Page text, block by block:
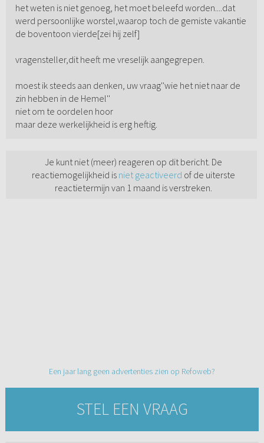
het weten is niet genoeg, het moet beleefd worden....dat
werd persoonlijke worstel,waarop toch de gemiste vakantie
de boventoon vierde[zei hij zelf]
vragensteller,dit heeft me vreselijk aangegrepen.
moest ik steeds aan denken, uw vraag''wie het niet naar de
zin hebben in de Hemel''
niet om te oordelen hoor
maar deze werkelijkheid is erg heftig.
Je kunt niet (meer) reageren op dit bericht. De
reactiemogelijkheid is niet geactiveerd of de uiterste
reactietermijn van 1 maand is verstreken.
Een jaar lang geen advertenties zien op Refoweb?
STEL EEN VRAAG